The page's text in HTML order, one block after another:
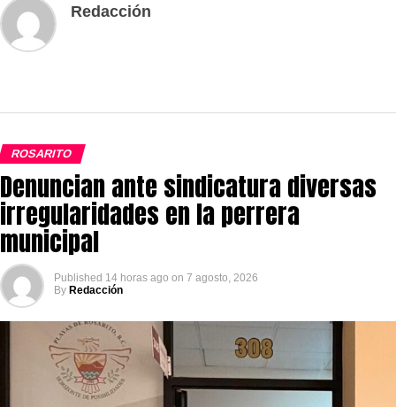
Redacción
ROSARITO
Denuncian ante sindicatura diversas
irregularidades en la perrera
municipal
Published 14 horas ago on 7 agosto, 2026
By Redacción